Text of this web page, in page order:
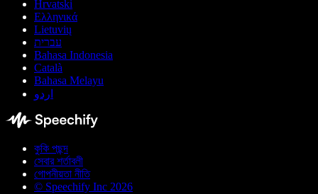
Hrvatski
Ελληνικά
Lietuvių
עברית
Bahasa Indonesia
Català
Bahasa Melayu
اردو
কুকি পছন্দ
সেবার শর্তাবলী
গোপনীয়তা নীতি
© Speechify Inc 2026